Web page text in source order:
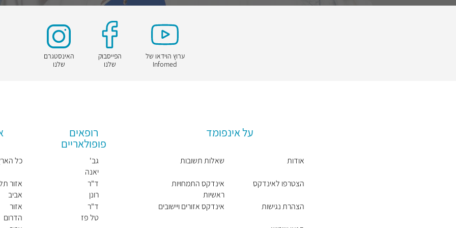
ערוץ הוידאו של
Infomed
הפייסבוק
שלנו
האינסטגרם
שלנו
על אינפומד
אודות
הצטרפו לאינדקס
הצהרת נגישות
שאלות תשובות
אינדקס התמחויות
ראשיות
אינדקס אזורים ויישובים
רופאים
פופולאריים
גב'
יאנה
קורן
זרד
ד"ר
רונן
רבינובי
ץ
ד"ר
טל פז
כל
אזור
אביב
אזור
הדרום